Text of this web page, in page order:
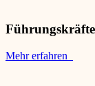
Mehr erfahren